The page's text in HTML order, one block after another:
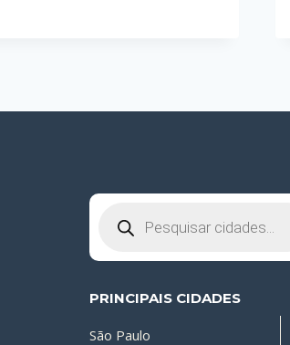
produtos
PRINCIPAIS CIDADES
São Paulo